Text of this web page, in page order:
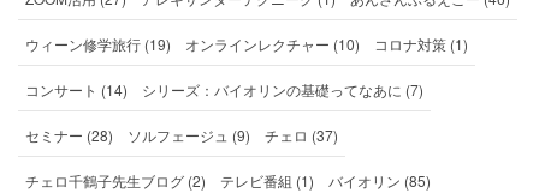
ウィーン修学旅行 (19) オンラインレクチャー (10) コロナ対策 (1)
コンサート (14) シリーズ：バイオリンの基礎ってなあに (7)
セミナー (28) ソルフェージュ (9) チェロ (37)
チェロ千鶴子先生ブログ (2) テレビ番組 (1) バイオリン (85)